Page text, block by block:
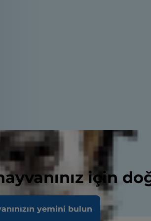
için
yemini bulun